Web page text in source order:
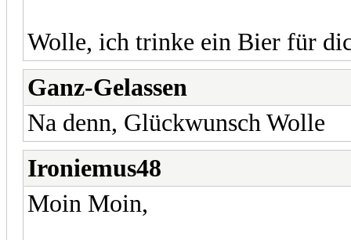
Wolle, ich trinke ein Bier für
Ganz-Gelassen
Na denn, Glückwunsch Wolle
Ironiemus48
Moin Moin,